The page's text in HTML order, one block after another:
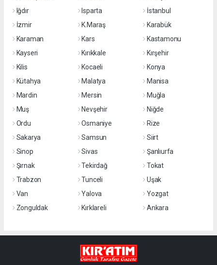
Iğdır
Isparta
İstanbul
İzmir
K.Maraş
Karabük
Karaman
Kars
Kastamonu
Kayseri
Kırıkkale
Kırşehir
Kilis
Kocaeli
Konya
Kütahya
Malatya
Manisa
Mardin
Mersin
Muğla
Muş
Nevşehir
Niğde
Ordu
Osmaniye
Rize
Sakarya
Samsun
Siirt
Sinop
Sivas
Şanlıurfa
Şırnak
Tekirdağ
Tokat
Trabzon
Tunceli
Uşak
Van
Yalova
Yozgat
Zonguldak
Kırklareli Ankara